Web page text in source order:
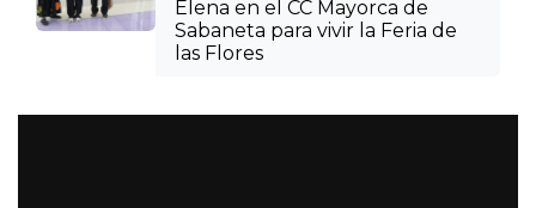
Elena en el CC Mayorca de
Sabaneta para vivir la Feria de
las Flores